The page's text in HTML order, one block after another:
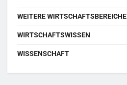
WEITERE WIRTSCHAFTSBEREICHE
WIRTSCHAFTSWISSEN
WISSENSCHAFT